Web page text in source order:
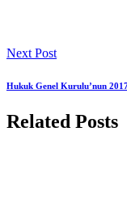
Next Post
Hukuk Genel Kurulu’nun
Related Posts